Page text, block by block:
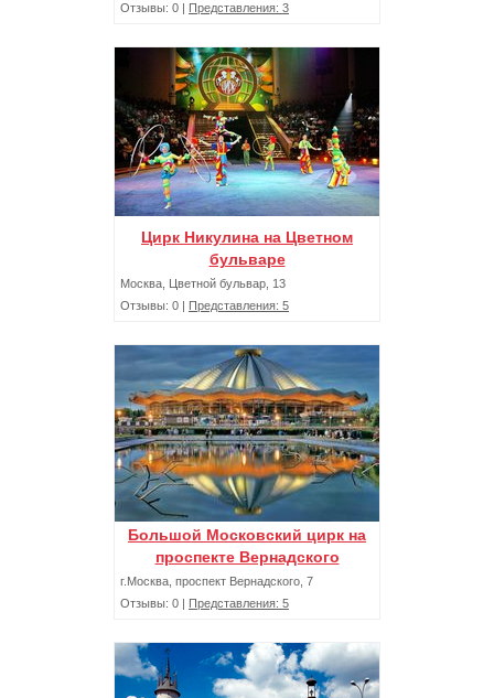
Отзывы: 0 | Представления: 3
Цирк Никулина на Цветном
бульваре
Москва, Цветной бульвар, 13
Отзывы: 0 | Представления: 5
Большой Московский цирк на
проспекте Вернадского
г.Москва, проспект Вернадского, 7
Отзывы: 0 | Представления: 5